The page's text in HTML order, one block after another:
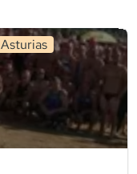
Asturias